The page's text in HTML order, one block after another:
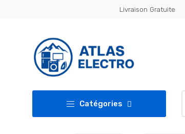
Livraison Gratuite
Catégories